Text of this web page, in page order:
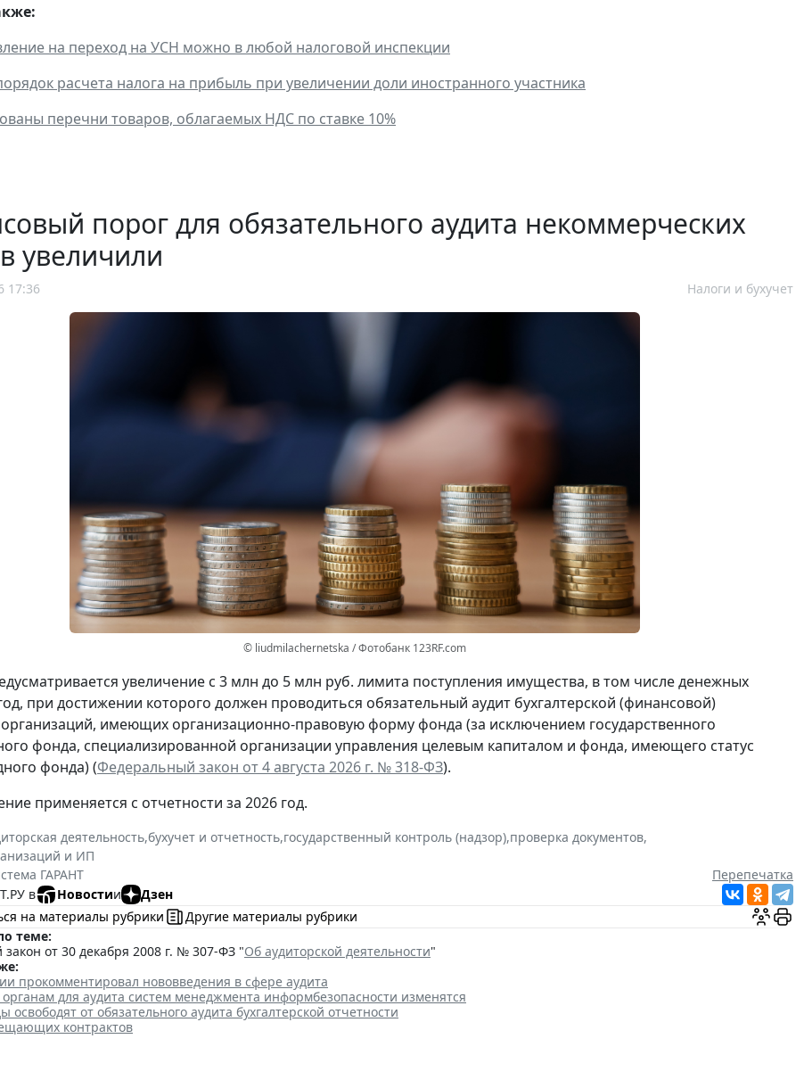
на переход на УСН можно в любой налоговой инспекции
расчета налога на прибыль при увеличении доли иностранного участника
перечни товаров, облагаемых НДС по ставке 10%
порог для обязательного аудита некоммерческих
увеличили
17:36 Налоги и бухучет
© liudmilachernetska / Фотобанк 123RF.com
увеличение с 3 млн до 5 млн руб. лимита поступления имущества, в том числе денежных
при достижении которого должен проводиться обязательный аудит бухгалтерской (финансовой)
организаций, имеющих организационно-правовую форму фонда (за исключением государственного
фонда, специализированной организации управления целевым капиталом и фонда, имеющего статус
фонда) (Федеральный закон от 4 августа 2026 г. № 318-ФЗ).
применяется с отчетности за 2026 год.
деятельность,бухучет и отчетность,государственный контроль (надзор),проверка документов,
и ИП
ГАРАНТ
Перепечатка
в
Новостии
Дзен
на материалы рубрики
Другие материалы рубрики
теме:
закон от 30 декабря 2008 г. № 307-ФЗ "Об аудиторской деятельности"
прокомментировал нововведения в сфере аудита
органам для аудита систем менеджмента информбезопасности изменятся
освободят от обязательного аудита бухгалтерской отчетности
контрактов